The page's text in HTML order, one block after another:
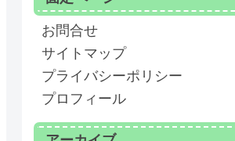
お問合せ
サイトマップ
プライバシーポリシー
プロフィール